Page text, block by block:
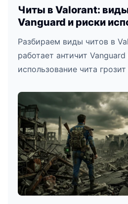
Читы в Valorant:
Vanguard и риски
Разбираем виды читов в
работает античит
использование чита